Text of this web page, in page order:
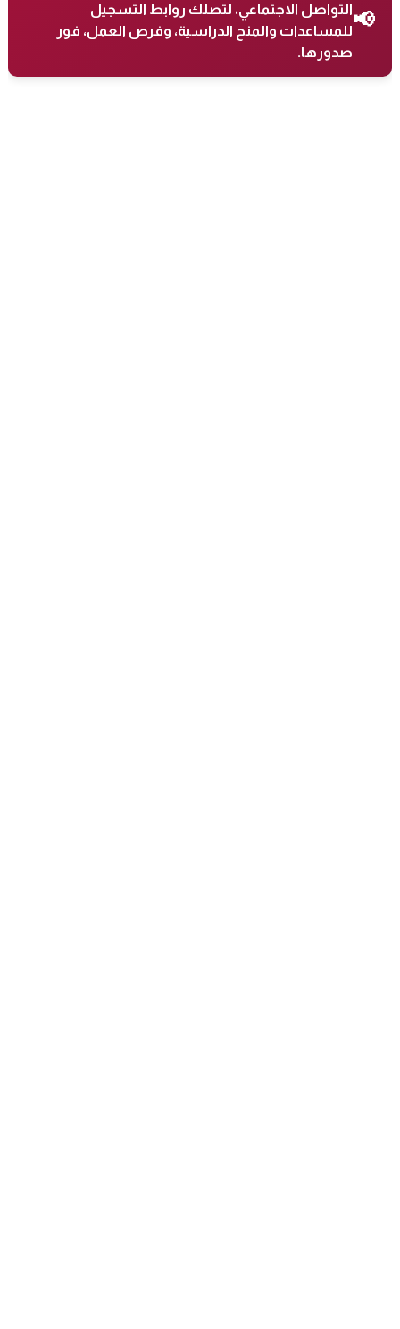
📢التواصل الاجتماعي، لتصلك روابط التسجيل
للمساعدات والمنح الدراسية، وفرص العمل، فور
صدورها.